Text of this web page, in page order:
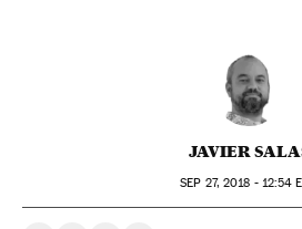
JAVIER
SEP 27, 2018 - 12:54